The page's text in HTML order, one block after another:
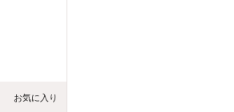
お気に入り